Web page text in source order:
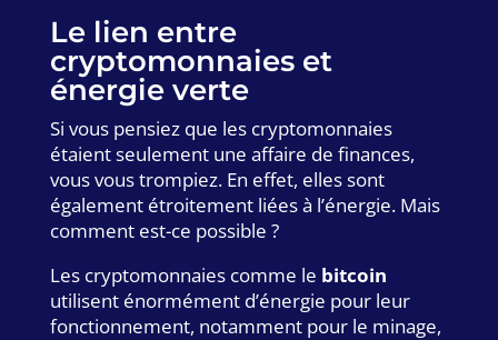
Le lien entre
cryptomonnaies et
énergie verte
Si vous pensiez que les cryptomonnaies
étaient seulement une affaire de finances,
vous vous trompiez. En effet, elles sont
également étroitement liées à l’énergie. Mais
comment est-ce possible ?
Les cryptomonnaies comme le bitcoin
utilisent énormément d’énergie pour leur
fonctionnement, notamment pour le minage,